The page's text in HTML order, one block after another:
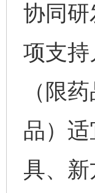
协同
项支
（限
品）
具、